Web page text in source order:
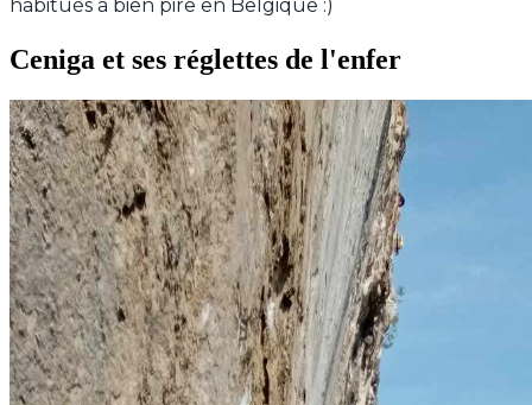
habitués à bien pire en Belgique :)
Ceniga et ses réglettes de l'enfer